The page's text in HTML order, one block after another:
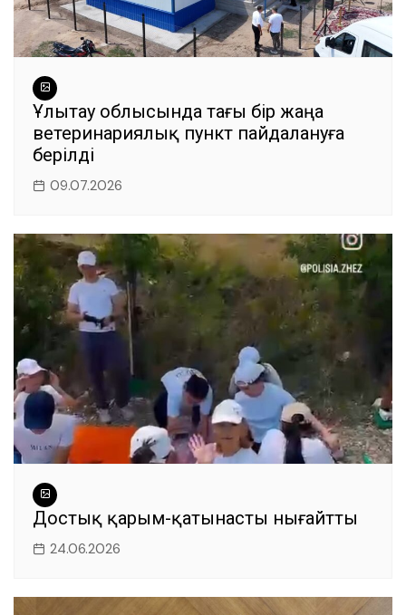
Ұлытау облысында тағы бір жаңа
ветеринариялық пункт пайдалануға
берілді
09.07.2026
Достық қарым-қатынасты нығайтты
24.06.2026